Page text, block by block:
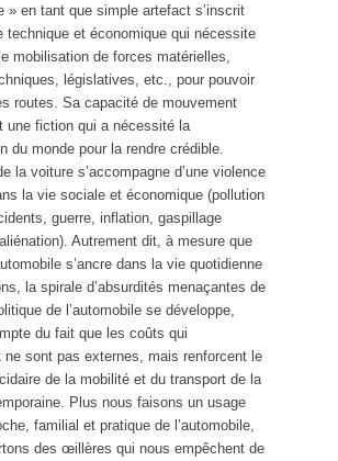
» en tant que simple artefact s’inscrit
technique et économique qui nécessite
mobilisation de forces matérielles,
législatives, etc., pour pouvoir
routes. Sa capacité de mouvement
une fiction qui a nécessité la
du monde pour la rendre crédible.
la voiture s’accompagne d’une violence
la vie sociale et économique (pollution
guerre, inflation, gaspillage
Autrement dit, à mesure que
s’ancre dans la vie quotidienne
la spirale d’absurdités menaçantes de
de l’automobile se développe,
du fait que les coûts qui
ne sont pas externes, mais renforcent le
de la mobilité et du transport de la
Plus nous faisons un usage
familial et pratique de l’automobile,
des œillères qui nous empêchent de